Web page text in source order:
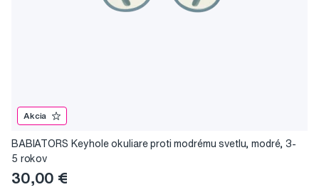
Akcia
BABIATORS Keyhole okuliare proti modrému svetlu, modré, 3-
5 rokov
30,00 €